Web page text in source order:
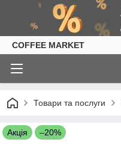
COFFEE MARKET
Товари та послуги
Акція –20%